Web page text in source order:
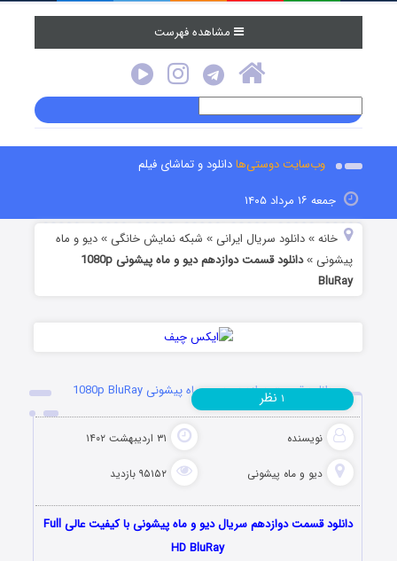
مشاهده فهرست
وب‌سایت دوستی‌هادانلود و تماشای فیلم
جمعه ۱۶ مرداد ۱۴۰۵
خانه »دانلود سریال ایرانی » شبکه نمایش خانگی »دیو و ماه
پیشونی »
دانلود قسمت دوازدهم دیو و ماه پیشونی 1080p
BluRay
دانلود قسمت دوازدهم دیو و ماه پیشونی 1080p BluRay
نویسنده ۳۱ اردیبهشت ۱۴۰۲
دیو و ماه پیشونی ۹۵۱۵۲ بازدید
۱ نظر
دانلود قسمت دوازدهم سریال دیو و ماه پیشونی با کیفیت عالی Full
HD BluRay